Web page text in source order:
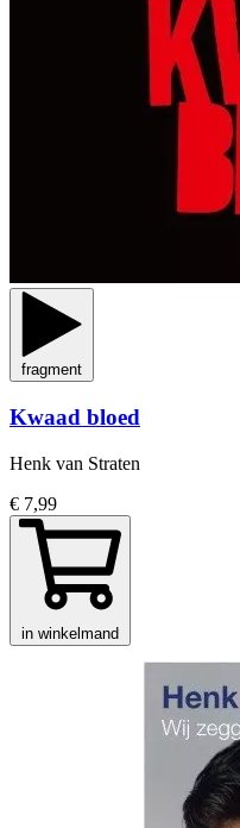
fragment
Kwaad bloed
Henk van Straten
€ 7,99
in winkelmand